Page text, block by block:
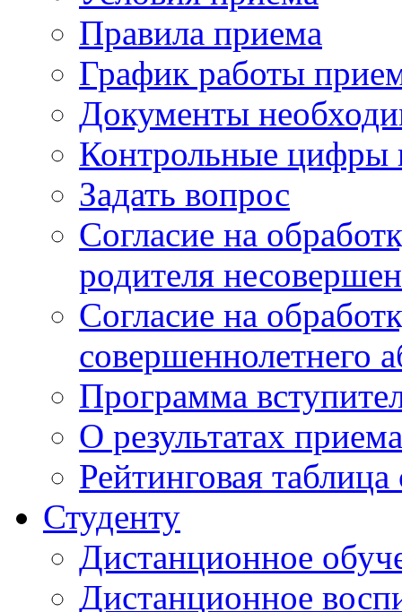
Правила приема
График работы
Документы
Контрольные цифры
Задать вопрос
Согласие на
родителя
Согласие на
совершеннолетнего
Программа
О результатах приема
Рейтинговая
Студенту
Дистанционное
Дистанционное